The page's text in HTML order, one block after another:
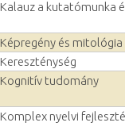
Kalauz a kutatómunka
Képregény és mitológia
Kereszténység
Kognitív tudomány
Komplex nyelvi